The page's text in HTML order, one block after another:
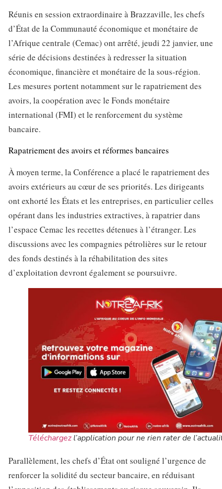
Réunis en session extraordinaire à Brazzaville, les chefs
d’État de la Communauté économique et monétaire de
l’Afrique centrale (Cemac) ont arrêté, jeudi 22 janvier, une
série de décisions destinées à redresser la situation
économique, financière et monétaire de la sous-région.
Les mesures portent notamment sur le rapatriement des
avoirs, la coopération avec le Fonds monétaire
international (FMI) et le renforcement du système
bancaire.
Rapatriement des avoirs et réformes bancaires
À moyen terme, la Conférence a placé le rapatriement des
avoirs extérieurs au cœur de ses priorités. Les dirigeants
ont exhorté les États et les entreprises, en particulier celles
opérant dans les industries extractives, à rapatrier dans
l’espace Cemac les recettes détenues à l’étranger. Les
discussions avec les compagnies pétrolières sur le retour
des fonds destinés à la réhabilitation des sites
d’exploitation devront également se poursuivre.
Téléchargezl’application pour ne rien rater de
Parallèlement, les chefs d’État ont souligné l’urgence de
renforcer la solidité du secteur bancaire, en réduisant